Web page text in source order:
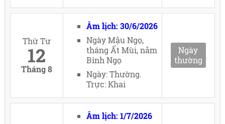
Thứ Tư
12
Tháng 8
Âm lịch: 30/6/2026
Ngày Mậu Ngọ,
tháng Ất Mùi, năm
Bính Ngọ
Ngày: Thường.
Trực: Khai
Ngày
thường
Âm lịch: 1/7/2026